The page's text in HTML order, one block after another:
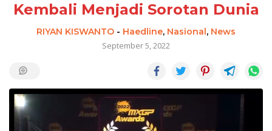
Kembali Menjadi Sorotan Dunia
RIYAN KISWANTO - Haedline, Nasional, News
September 5, 2022